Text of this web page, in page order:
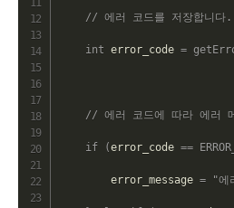
// 에러 코드를 저장합니다.
int error_code =
// 에러 코드에 따라 에러
if (error_code ==
        error_message
= "에